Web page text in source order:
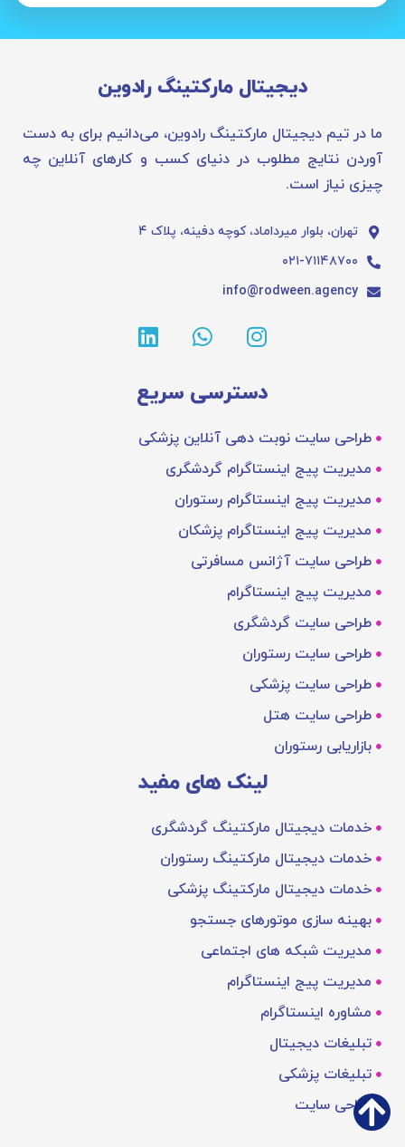
دیجیتال مارکتینگ رادوین
ما در تیم دیجیتال مارکتینگ رادوین، می‌دانیم برای به دست
آوردن نتایج مطلوب در دنیای کسب و کارهای آنلاین چه
چیزی نیاز است.
تهران، بلوار میرداماد، کوچه دفینه، پلاک ۴
۰۲۱-۷۱۱۴۸۷۰۰
info@rodween.agency
دسترسی سریع
طراحی سایت نوبت دهی آنلاین پزشکی
مدیریت پیج اینستاگرام گردشگری
مدیریت پیج اینستاگرام رستوران
مدیریت پیج اینستاگرام پزشکان
طراحی سایت آژانس مسافرتی
مدیریت پیج اینستاگرام
طراحی سایت گردشگری
طراحی سایت رستوران
طراحی سایت پزشکی
طراحی سایت هتل
بازاریابی رستوران
لینک های مفید
خدمات دیجیتال مارکتینگ گردشگری
خدمات دیجیتال مارکتینگ رستوران
خدمات دیجیتال مارکتینگ پزشکی
بهینه‌ سازی موتورهای جستجو
مدیریت شبکه های اجتماعی
مدیریت پیج اینستاگرام
مشاوره اینستاگرام
تبلیغات دیجیتال
تبلیغات پزشکی
طراحی سایت